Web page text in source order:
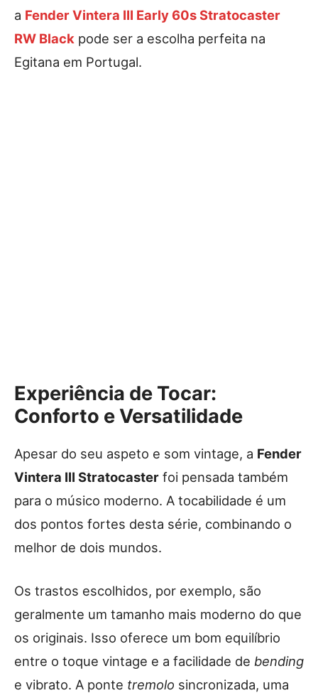
a Fender Vintera III Early 60s Stratocaster
RW Black pode ser a escolha perfeita na
Egitana em Portugal.
Experiência de Tocar:
Conforto e Versatilidade
Apesar do seu aspeto e som vintage, a Fender
Vintera III Stratocaster foi pensada também
para o músico moderno. A tocabilidade é um
dos pontos fortes desta série, combinando o
melhor de dois mundos.
Os trastos escolhidos, por exemplo, são
geralmente um tamanho mais moderno do que
os originais. Isso oferece um bom equilíbrio
entre o toque vintage e a facilidade de bending
e vibrato. A ponte tremolo sincronizada, uma